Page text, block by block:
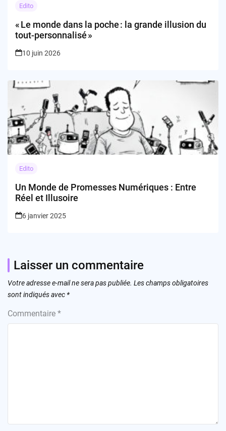
Edito
« Le monde dans la poche : la grande illusion du
tout-personnalisé »
10 juin 2026
Edito
Un Monde de Promesses Numériques : Entre
Réel et Illusoire
6 janvier 2025
Laisser un commentaire
Votre adresse e-mail ne sera pas publiée. Les champs obligatoires
sont indiqués avec *
Commentaire *